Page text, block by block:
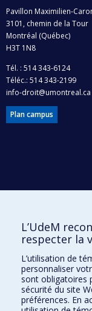
Pavillon Maximilien-
3101, chemin de la Tour
Montréal (Québec)
H3T 1N8
Tél. : 514 343-6124
Téléc.: 514 343-2199
info-droit@umontreal.ca
Plan campus
Accès protégé
Facebook|Twitter
LinkedIn|Instagram
L’UdeM
respecter la
L’utilisation de
personnaliser
sont obligatoires
sécurité du site
préférences. En